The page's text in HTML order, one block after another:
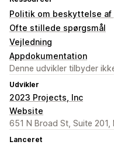
Politik om beskyttelse af
Ofte stillede spørgsmål
Vejledning
Appdokumentation
Denne udvikler tilbyder
Udvikler
2023 Projects, Inc
Website
651 N Broad St, Suite
Lanceret